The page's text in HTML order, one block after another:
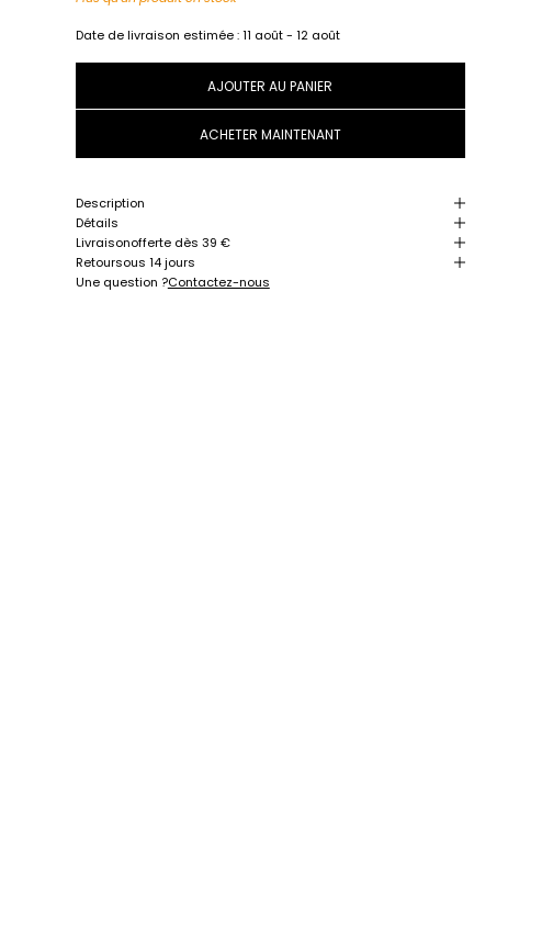
Date de livraison estimée :11 août - 12 août
AJOUTER AU PANIER
ACHETER MAINTENANT
Description
Détails
Livraisonofferte dès 39 €
Retoursous 14 jours
Une question ?Contactez-nous